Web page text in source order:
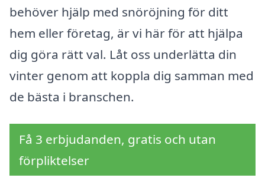
behöver hjälp med snöröjning för ditt
hem eller företag, är vi här för att hjälpa
dig göra rätt val. Låt oss underlätta din
vinter genom att koppla dig samman med
de bästa i branschen.
Få 3 erbjudanden, gratis och utan
förpliktelser